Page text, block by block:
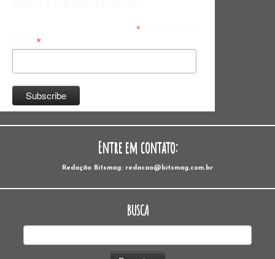
*indicates required
*
Entre em contato:
Redação Bitsmag: redacao@bitsmag.com.br
BUSCA